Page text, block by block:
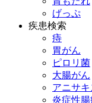
げっぷ
疾患検索
痔
胃がん
ピロリ菌
大腸がん
アニサキ
炎症性腸